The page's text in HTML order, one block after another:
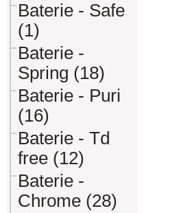
Baterie - Safe
(1)
Baterie -
Spring (18)
Baterie - Puri
(16)
Baterie - Td
free (12)
Baterie -
Chrome (28)